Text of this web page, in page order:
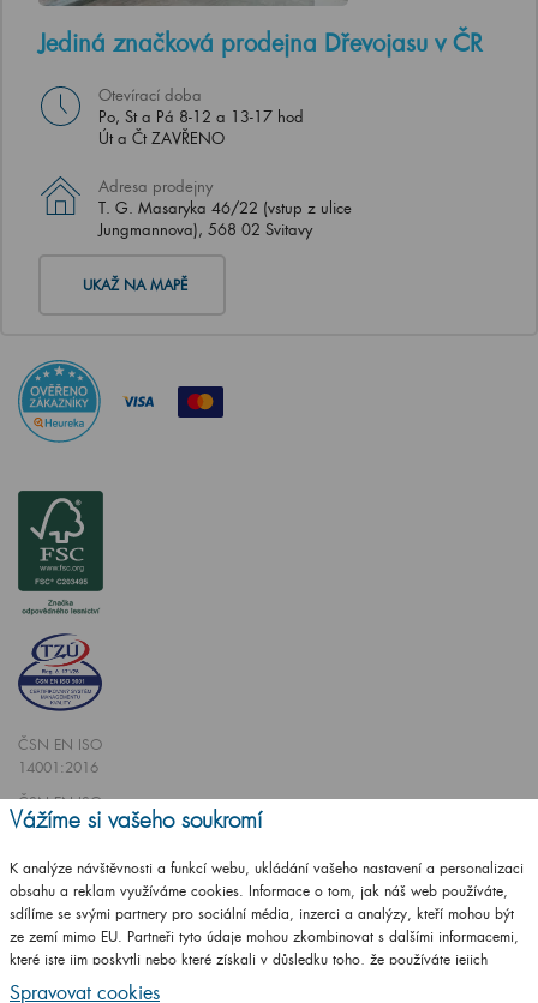
Jediná značková prodejna Dřevojasu v ČR
Otevírací doba
Po, St a Pá 8-12 a 13-17 hod
Út a Čt ZAVŘENO
Adresa prodejny
T. G. Masaryka 46/22 (vstup z ulice
Jungmannova), 568 02 Svitavy
UKAŽ NA MAPĚ
ČSN EN ISO
14001:2016
ČSN EN ISO
9001:2016
Vytvořilo studioCZECHGROUP.cz
Vážíme si vašeho soukromí
K analýze návštěvnosti a funkcí webu, ukládání vašeho nastavení a personalizaci
obsahu a reklam využíváme cookies. Informace o tom, jak náš web používáte,
sdílíme se svými partnery pro sociální média, inzerci a analýzy, kteří mohou být
ze zemí mimo EU. Partneři tyto údaje mohou zkombinovat s dalšími informacemi,
které jste jim poskytli nebo které získali v důsledku toho, že používáte jejich
služby.
Podrobné informace
Spravovat cookies